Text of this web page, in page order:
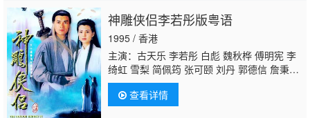
云 陈狄克 廖丽丽 陈安莹 虞天伟 博君 游飙 吕
剑光 孙季卿 区岳 罗君左 戴少民 邓汝超 伍文
生 汤俊明 张宏伟 薛纯基 何金灵 简文达 谭
神雕侠侣李若彤版粤语
1995 / 香港
主演：古天乐 李若彤 白彪 魏秋桦 傅明宪 李
绮虹 雪梨 简佩筠 张可颐 刘丹 郭德信 詹秉
熙 朱铁和 骆应钧 吴家辉 李家强 戴志伟 江
毅 黄仲匡 张翼 苏玉华 黎耀祥 李国麟 吴家
乐 李子雄 何洁珊 李耀景 冯晓文 刘江 李丽
查看详情